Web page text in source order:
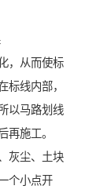
，从而使标
标线内部，
以马路划线
再施工。
灰尘、土块
个小点开